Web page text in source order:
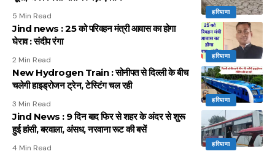
हरियाणा
5 Min Read
हरियाणा
Jind news : 25 को परिवहन मंत्री आवास का होगा
घेराव : संदीप रंगा
2 Min Read
हरियाणा
New Hydrogen Train : सोनीपत से दिल्ली के बीच
चलेगी हाइड्रोजन ट्रेन, टेस्टिंग चल रही
3 Min Read
हरियाणा
Jind News : 9 दिन बाद फिर से शहर के अंदर से शुरू
हुई हांसी, बरवाला, अंसध, नरवाना रूट की बसें
4 Min Read